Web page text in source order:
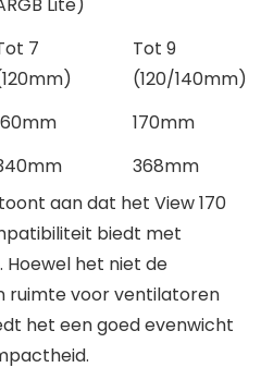
7
Tot 9
(120/140mm)
170mm
368mm
aan dat het View 170
biedt met
het niet de
ruimte voor ventilatoren
het een goed evenwicht